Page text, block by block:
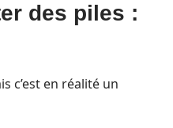
des piles :
c’est en réalité un